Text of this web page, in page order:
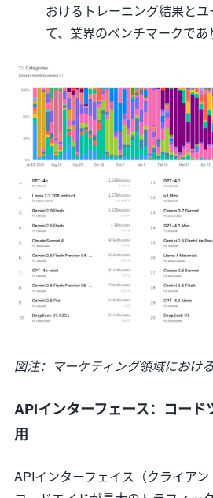
おけるトレーニング結果と
て、業界のベンチマークであ
図注：マーケティング領域におけ
APIインターフェース：コード
用
APIインターフェイス（クライアン